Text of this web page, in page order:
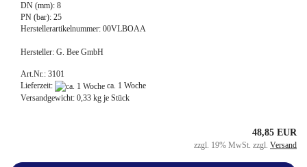
DN (mm): 8
PN (bar): 25
Herstellerartikelnummer: 00VLBOAA
Hersteller: G. Bee GmbH
Art.Nr.: 3101
Lieferzeit:
ca. 1 Woche
Versandgewicht: 0,33 kg je Stück
48,85 EUR
zzgl. 19% MwSt. zzgl. Versand